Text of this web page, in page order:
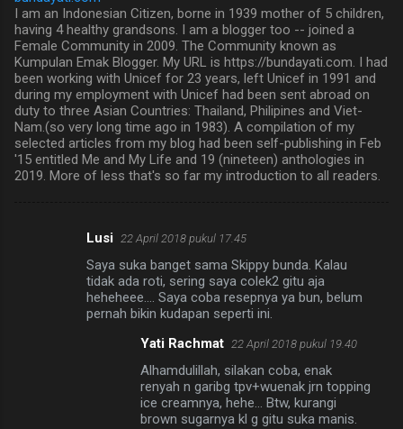
I am an Indonesian Citizen, borne in 1939 mother of 5 children,
having 4 healthy grandsons. I am a blogger too -- joined a
Female Community in 2009. The Community known as
Kumpulan Emak Blogger. My URL is https://bundayati.com. I had
been working with Unicef for 23 years, left Unicef in 1991 and
during my employment with Unicef had been sent abroad on
duty to three Asian Countries: Thailand, Philipines and Viet-
Nam.(so very long time ago in 1983). A compilation of my
selected articles from my blog had been self-publishing in Feb
'15 entitled Me and My Life and 19 (nineteen) anthologies in
2019. More of less that's so far my introduction to all readers.
Lusi 22 April 2018 pukul 17.45
Saya suka banget sama Skippy bunda. Kalau
tidak ada roti, sering saya colek2 gitu aja
heheheee.... Saya coba resepnya ya bun, belum
pernah bikin kudapan seperti ini.
Yati Rachmat 22 April 2018 pukul 19.40
Alhamdulillah, silakan coba, enak
renyah n garibg tpv+wuenak jrn topping
ice creamnya, hehe... Btw, kurangi
brown sugarnya kl g gitu suka manis.